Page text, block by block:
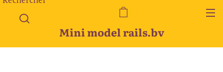
Mini model rails.bv